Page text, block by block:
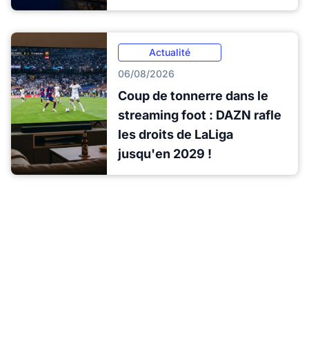
Actualité
06/08/2026
Coup de tonnerre dans le
streaming foot : DAZN rafle
les droits de LaLiga
jusqu'en 2029 !